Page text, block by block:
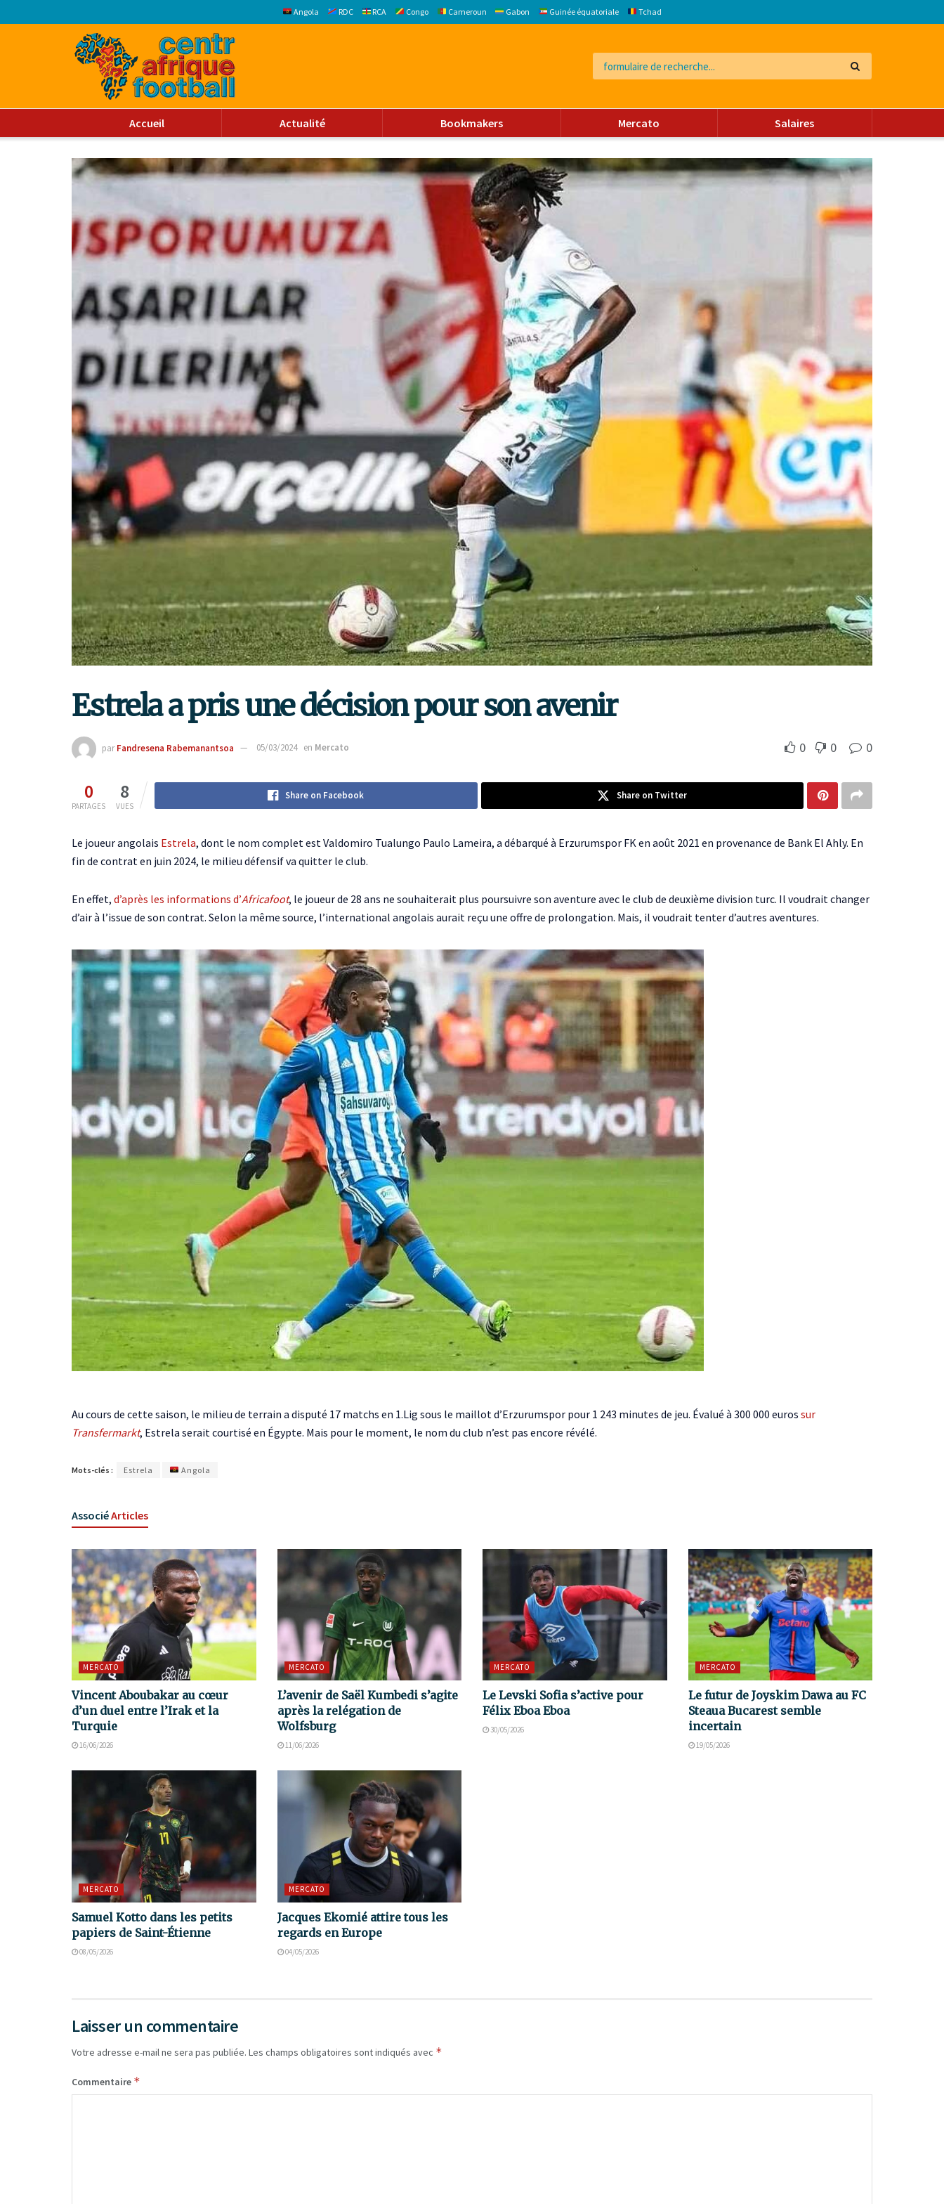
Angola RDC RCA Congo Cameroun Gabon Guinée équatoriale Tchad
Accueil Actualité Bookmakers Mercato Salaires
Estrela a pris une décision pour son avenir
par Fandresena Rabemanantsoa 05/03/2024 en Mercato 0 0 0
0
PARTAGES
8
VUES
Share on Facebook Share on Twitter
Le joueur angolais Estrela, dont le nom complet est Valdomiro Tualungo Paulo Lameira, a débarqué à Erzurumspor FK en août 2021 en provenance de Bank El Ahly. En
fin de contrat en juin 2024, le milieu défensif va quitter le club.
En effet, d’après les informations d’Africafoot, le joueur de 28 ans ne souhaiterait plus poursuivre son aventure avec le club de deuxième division turc. Il voudrait changer
d’air à l’issue de son contrat. Selon la même source, l’international angolais aurait reçu une offre de prolongation. Mais, il voudrait tenter d’autres aventures.
Au cours de cette saison, le milieu de terrain a disputé 17 matchs en 1.Lig sous le maillot d’Erzurumspor pour 1 243 minutes de jeu. Évalué à 300 000 euros sur
Transfermarkt, Estrela serait courtisé en Égypte. Mais pour le moment, le nom du club n’est pas encore révélé.
Mots-clés : Estrela Angola
AssociéArticles
MERCATO
Vincent Aboubakar au cœur
d’un duel entre l’Irak et la
Turquie
16/06/2026
MERCATO
L’avenir de Saël Kumbedi s’agite
après la relégation de
Wolfsburg
11/06/2026
MERCATO
Le Levski Sofia s’active pour
Félix Eboa Eboa
30/05/2026
MERCATO
Le futur de Joyskim Dawa au FC
Steaua Bucarest semble
incertain
19/05/2026
MERCATO
Samuel Kotto dans les petits
papiers de Saint-Étienne
08/05/2026
MERCATO
Jacques Ekomié attire tous les
regards en Europe
04/05/2026
Laisser un commentaire
Votre adresse e-mail ne sera pas publiée. Les champs obligatoires sont indiqués avec *
Commentaire *